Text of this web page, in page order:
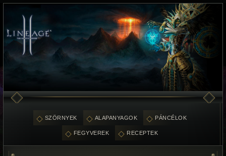
SZÖRNYEK ALAPANYAGOK PÁNCÉLOK
FEGYVEREK RECEPTEK